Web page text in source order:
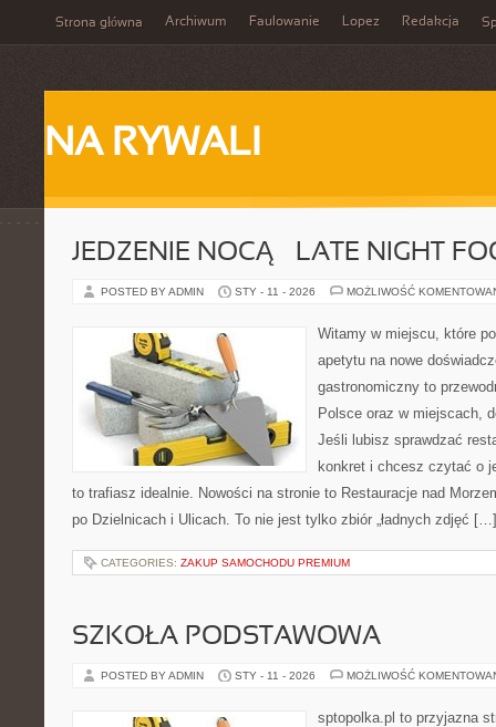
Strona główna Archiwum Faulowanie Lopez Redakcja
NA RYWALI
JEDZENIE NOCĄ – LATE NIGHT
POSTED BY ADMIN STY - 11 - 2026 MOŻLIWOŚĆ
Witamy w miejscu, które
apetytu na nowe
gastronomiczny to
Polsce oraz w miejscach,
Jeśli lubisz sprawdzać
konkret i chcesz czytać o
to trafiasz idealnie. Nowości na stronie to Restauracje nad
po Dzielnicach i Ulicach. To nie jest tylko zbiór „ładnych zdjęć […]
CATEGORIES: ZAKUP SAMOCHODU PREMIUM
SZKOŁA PODSTAWOWA
POSTED BY ADMIN STY - 11 - 2026 MOŻLIWOŚĆ
sptopolka.pl to przyjazna